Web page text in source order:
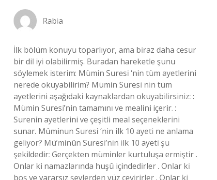
Rabia
İlk bölüm konuyu toparlıyor, ama biraz daha cesur
bir dil iyi olabilirmiş. Buradan hareketle şunu
söylemek isterim: Mümin Suresi ‘nin tüm ayetlerini
nerede okuyabilirim? Mümin Suresi nin tüm
ayetlerini aşağıdaki kaynaklardan okuyabilirsiniz: :
Mümin Suresi’nin tamamını ve mealini içerir. :
Surenin ayetlerini ve çeşitli meal seçeneklerini
sunar. Müminun Suresi ‘nin ilk 10 ayeti ne anlama
geliyor? Mü’minûn Suresi’nin ilk 10 ayeti şu
şekildedir: Gerçekten müminler kurtuluşa ermiştir .
Onlar ki namazlarında huşû içindedirler . Onlar ki
boş ve yararsız şeylerden yüz çevirirler . Onlar ki